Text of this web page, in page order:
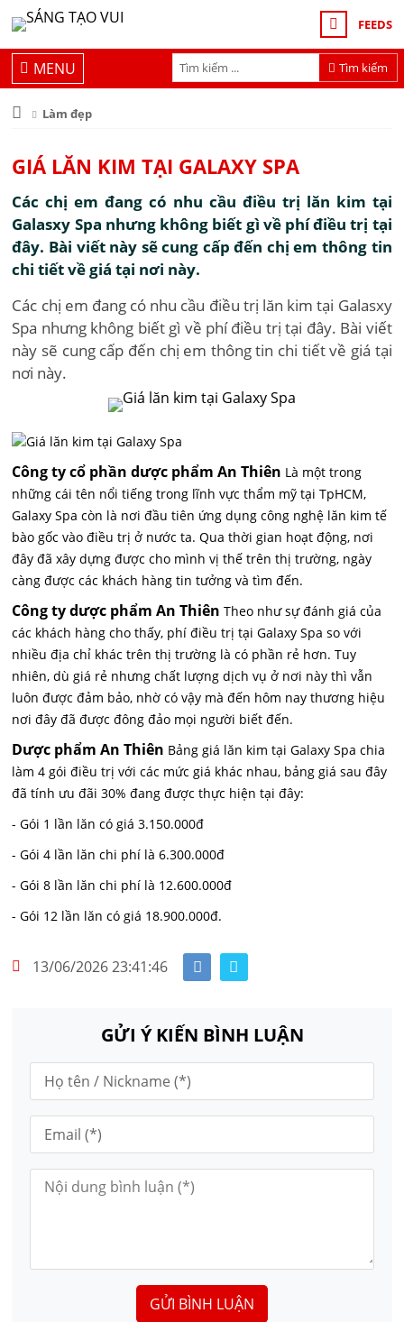
FEEDS
Tìm kiếm
MENU
Làm đẹp
GIÁ LĂN KIM TẠI GALAXY SPA
Các chị em đang có nhu cầu điều trị lăn kim tại
Galasxy Spa nhưng không biết gì về phí điều trị tại
đây. Bài viết này sẽ cung cấp đến chị em thông tin
chi tiết về giá tại nơi này.
Các chị em đang có nhu cầu điều trị lăn kim tại Galasxy
Spa nhưng không biết gì về phí điều trị tại đây. Bài viết
này sẽ cung cấp đến chị em thông tin chi tiết về giá tại
nơi này.
Công ty cổ phần dược phẩm An Thiên Là một trong
những cái tên nổi tiếng trong lĩnh vực thẩm mỹ tại TpHCM,
Galaxy Spa còn là nơi đầu tiên ứng dụng công nghệ lăn kim tế
bào gốc vào điều trị ở nước ta. Qua thời gian hoạt động, nơi
đây đã xây dựng được cho mình vị thế trên thị trường, ngày
càng được các khách hàng tin tưởng và tìm đến.
Công ty dược phẩm An Thiên Theo như sự đánh giá của
các khách hàng cho thấy, phí điều trị tại Galaxy Spa so với
nhiều địa chỉ khác trên thị trường là có phần rẻ hơn. Tuy
nhiên, dù giá rẻ nhưng chất lượng dịch vụ ở nơi này thì vẫn
luôn được đảm bảo, nhờ có vậy mà đến hôm nay thương hiệu
nơi đây đã được đông đảo mọi người biết đến.
Dược phẩm An Thiên Bảng giá lăn kim tại Galaxy Spa chia
làm 4 gói điều trị với các mức giá khác nhau, bảng giá sau đây
đã tính ưu đãi 30% đang được thực hiện tại đây:
- Gói 1 lần lăn có giá 3.150.000đ
- Gói 4 lần lăn chi phí là 6.300.000đ
- Gói 8 lần lăn chi phí là 12.600.000đ
- Gói 12 lần lăn có giá 18.900.000đ.
13/06/2026 23:41:46
GỬI Ý KIẾN BÌNH LUẬN
GỬI BÌNH LUẬN